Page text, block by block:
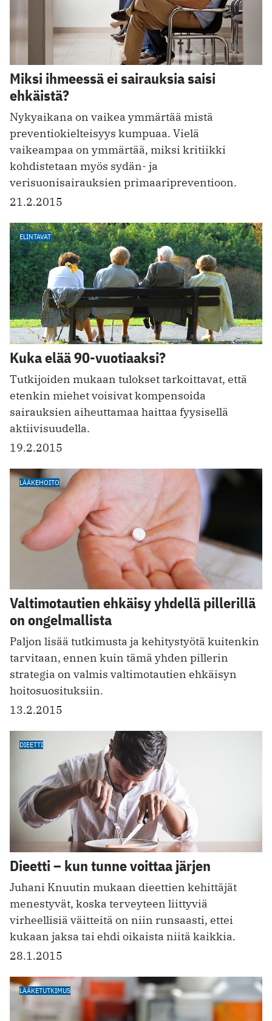
Miksi ihmeessä ei sairauksia saisi
ehkäistä?
Nykyaikana on vaikea ymmärtää mistä
preventiokielteisyys kumpuaa. Vielä
vaikeampaa on ymmärtää, miksi kritiikki
kohdistetaan myös sydän- ja
verisuonisairauksien primaaripreventioon.
21.2.2015
ELINTAVAT
Kuka elää 90-vuotiaaksi?
Tutkijoiden mukaan tulokset tarkoittavat, että
etenkin miehet voisivat kompensoida
sairauksien aiheuttamaa haittaa fyysisellä
aktiivisuudella.
19.2.2015
LÄÄKEHOITO
Valtimotautien ehkäisy yhdellä pillerillä
on ongelmallista
Paljon lisää tutkimusta ja kehitystyötä kuitenkin
tarvitaan, ennen kuin tämä yhden pillerin
strategia on valmis valtimotautien ehkäisyn
hoitosuosituksiin.
13.2.2015
DIEETTI
Dieetti – kun tunne voittaa järjen
Juhani Knuutin mukaan dieettien kehittäjät
menestyvät, koska terveyteen liittyviä
virheellisiä väitteitä on niin runsaasti, ettei
kukaan jaksa tai ehdi oikaista niitä kaikkia.
28.1.2015
LÄÄKETUTKIMUS